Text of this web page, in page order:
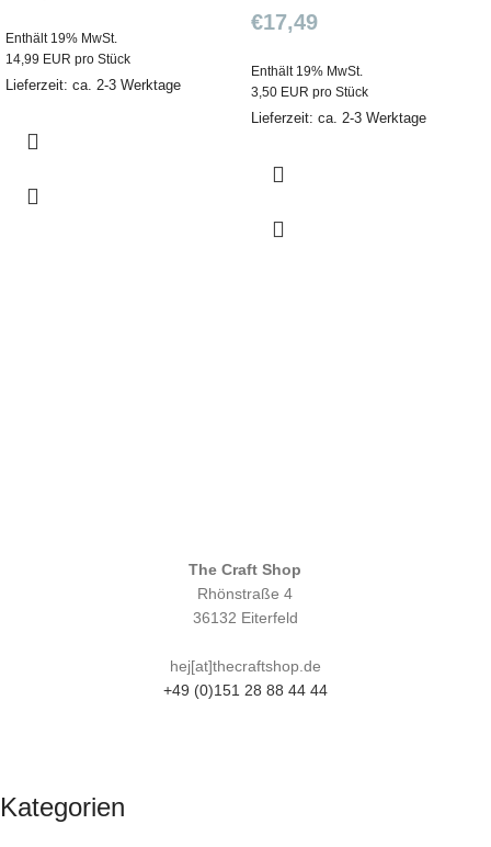
Enthält 19% MwSt.
14,99 EUR pro Stück
Lieferzeit: ca. 2-3 Werktage
€17,49
Enthält 19% MwSt.
3,50 EUR pro Stück
Lieferzeit: ca. 2-3 Werktage
The Craft Shop
Rhönstraße 4
36132 Eiterfeld
hej[at]thecraftshop.de
+49 (0)151 28 88 44 44
Kategorien